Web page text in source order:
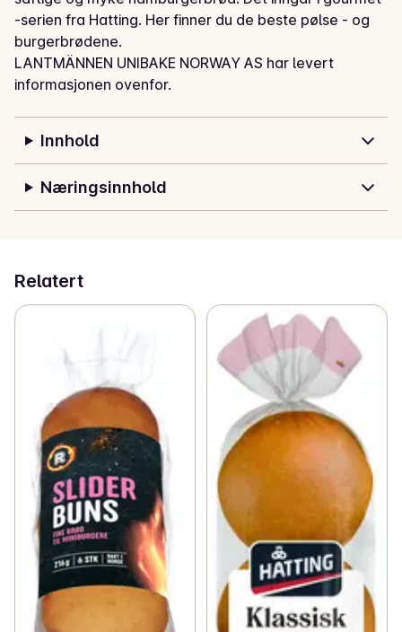
-serien fra Hatting. Her finner du de beste pølse - og
burgerbrødene.
LANTMÄNNEN UNIBAKE NORWAY AS har levert
informasjonen ovenfor.
Innhold
Næringsinnhold
Relatert